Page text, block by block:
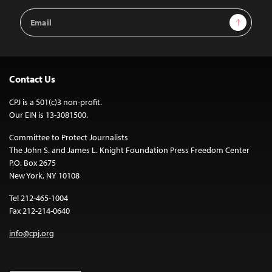
Email
Address
Sign Up
Contact Us
CPJ is a 501(c)3 non-profit.
Our EIN is 13-3081500.
Committee to Protect Journalists
The John S. and James L. Knight Foundation Press Freedom Center
P.O. Box 2675
New York, NY 10108
Tel 212-465-1004
Fax 212-214-0640
info@cpj.org